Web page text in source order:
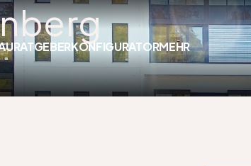
RATGEBERKONFIGURATORMEHR